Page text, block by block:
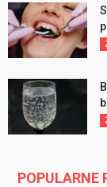
POPULARNE